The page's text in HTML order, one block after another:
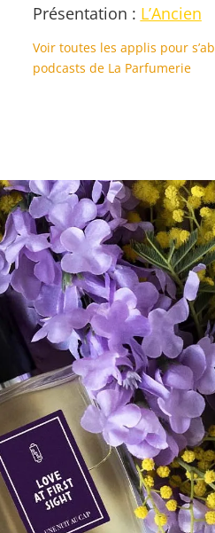
Présentation : L’Ancien
Voir toutes les applis pour
podcasts de La Parfumerie